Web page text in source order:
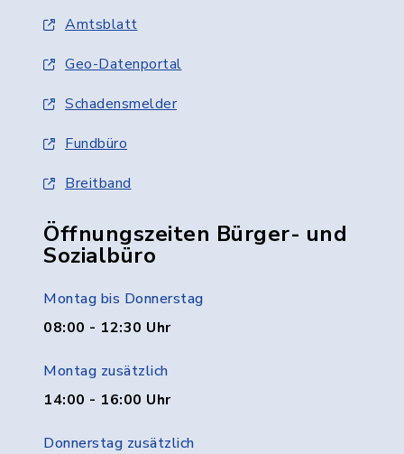
Amtsblatt
Geo-Datenportal
Schadensmelder
Fundbüro
Breitband
Öffnungszeiten Bürger- und
Sozialbüro
Montag bis Donnerstag
08:00 - 12:30 Uhr
Montag zusätzlich
14:00 - 16:00 Uhr
Donnerstag zusätzlich